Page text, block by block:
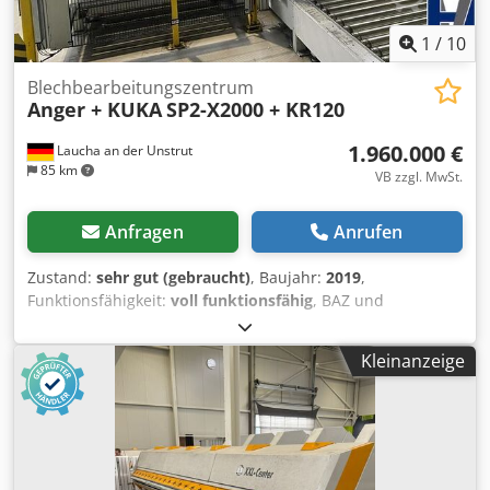
1 / 10
Laucha an der Unstrut
85 km
Blechbearbeitungszentrum
Anger + KUKASP2-X2000 + KR120
1.960.000 €
VB zzgl. MwSt.
Anfragen Anrufen
Zustand: sehr gut (gebraucht), Baujahr: 2019,
Funktionsfähigkeit: voll funktionsfähig, BAZ und
Strangpressprofil-Anlage zur PKW-Schwellerfertigung
bestehend aus: *Bearbeitungsmaschinen: - Anger
Maschine SP2-X2000 (Maschinennummer AA100264-11) -
Anger Maschine SP2-X2000 (Maschinennummer AA100264-
12) - 2x Kühlmittelaufbereitung *Baugruppenmontage
(Roboterzelle für Schweller): - Roboter 1 KUKA KR120
R3200 PA - Greifer für Roboter 1 - Beschriftungsstation -
Roboter 2 KUKA KR120 R3500 - Greifer für Roboter 2 -
Kleinanzeige